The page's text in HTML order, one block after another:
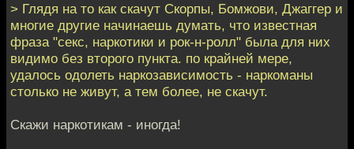
> Глядя на то как скачут Скорпы, Бомжови, Джаггер и
многие другие начинаешь думать, что известная
фраза "секс, наркотики и рок-н-ролл" была для них
видимо без второго пункта. по крайней мере,
удалось одолеть наркозависимость - наркоманы
столько не живут, а тем более, не скачут.
Скажи наркотикам - иногда!